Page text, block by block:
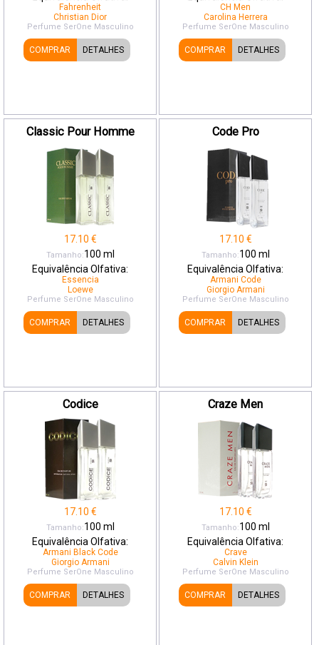
Fahrenheit
Christian Dior
Perfume SerOne Masculino
COMPRAR DETALHES
CH Men
Carolina Herrera
Perfume SerOne Masculino
COMPRAR DETALHES
Classic Pour Homme
17.10 €
Tamanho:100 ml
Equivalência Olfativa:
Essencia
Loewe
Perfume SerOne Masculino
COMPRAR DETALHES
Code Pro
17.10 €
Tamanho:100 ml
Equivalência Olfativa:
Armani Code
Giorgio Armani
Perfume SerOne Masculino
COMPRAR DETALHES
Codice
17.10 €
Tamanho:100 ml
Equivalência Olfativa:
Armani Black Code
Giorgio Armani
Perfume SerOne Masculino
COMPRAR DETALHES
Craze Men
17.10 €
Tamanho:100 ml
Equivalência Olfativa:
Crave
Calvin Klein
Perfume SerOne Masculino
COMPRAR DETALHES